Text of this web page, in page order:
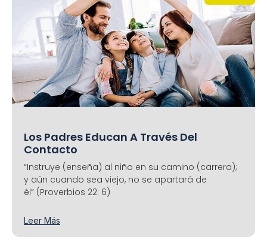
Los Padres Educan A Través Del
Contacto
“Instruye (enseña) al niño en su camino (carrera);
y aún cuando sea viejo, no se apartará de
él” (Proverbios 22: 6)
Leer Más